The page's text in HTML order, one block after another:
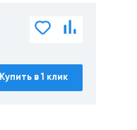
Купить в 1 клик